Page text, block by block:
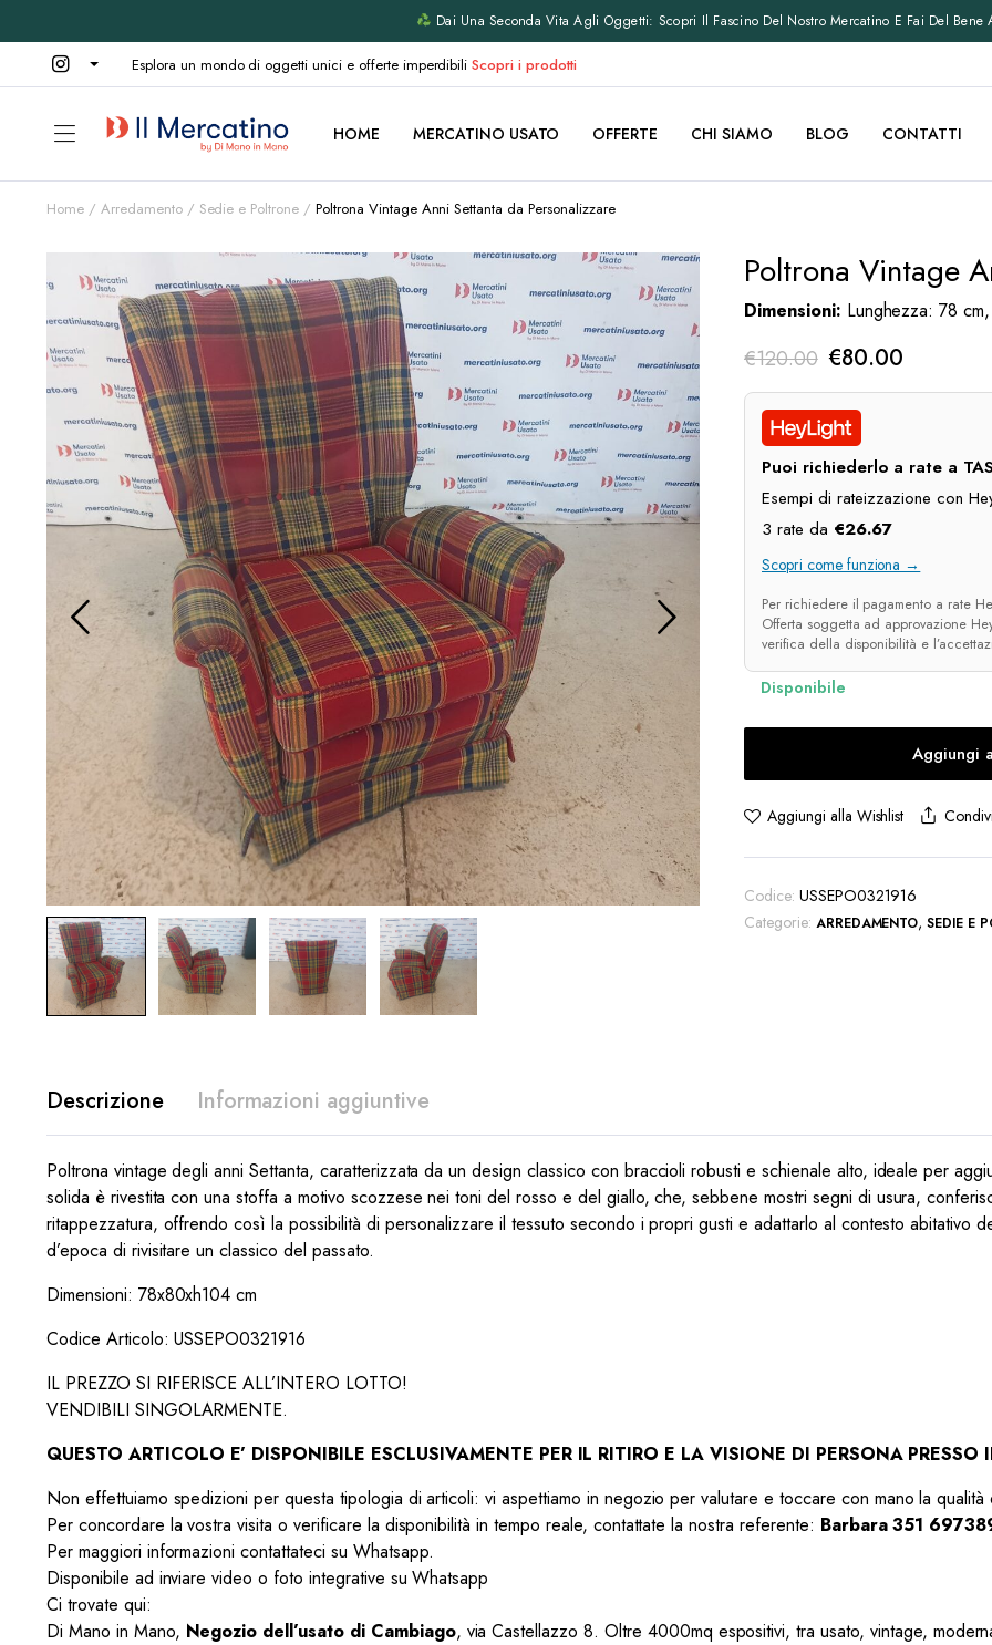
Dai Una Seconda Vita Agli Oggetti: Scopri Il Fascino Del Nostro Mercatino E Fai Del Bene
Esplora un mondo di oggetti unici e offerte imperdibiliScopri i prodotti
HOME MERCATINO USATO OFFERTE CHI SIAMO BLOG CONTATTI
Home Arredamento Sedie e Poltrone Poltrona Vintage Anni Settanta da Personalizzare
Poltrona Vintage
Dimensioni: Lunghezza: 78
€120.00 Il
prezzo
originale
era:
€120.00.
€80.00Il
prezzo
è:
€80.00.
Puoi richiederlo a rate a
Esempi di rateizzazione con
3 rate da €26.67
Scopri come funziona →
Per richiedere il pagamento a rate
Offerta soggetta ad approvazione
verifica della disponibilità e
Aggiungi
Aggiungi alla Wishlist
Codice: USSEPO0321916
Categorie: ARREDAMENTO,SEDIE E
Descrizione Informazioni aggiuntive
Poltrona vintage degli anni Settanta, caratterizzata da un design classico con braccioli robusti e schienale alto, ideale per
solida è rivestita con una stoffa a motivo scozzese nei toni del rosso e del giallo, che, sebbene mostri segni di usura,
ritappezzatura, offrendo così la possibilità di personalizzare il tessuto secondo i propri gusti e adattarlo al contesto abitativo
d’epoca di rivisitare un classico del passato.
Dimensioni: 78x80xh104 cm
Codice Articolo: USSEPO0321916
IL PREZZO SI RIFERISCE ALL’INTERO LOTTO!
VENDIBILI SINGOLARMENTE.
QUESTO ARTICOLO E’ DISPONIBILE ESCLUSIVAMENTE PER IL RITIRO E LA VISIONE DI PERSONA
Non effettuiamo spedizioni per questa tipologia di articoli: vi aspettiamo in negozio per valutare e toccare con mano la qualità
Per concordare la vostra visita o verificare la disponibilità in tempo reale, contattate la nostra referente: Barbara 351
Per maggiori informazioni contattateci su Whatsapp.
Disponibile ad inviare video o foto integrative su Whatsapp
Ci trovate qui:
Di Mano in Mano, Negozio dell’usato di Cambiago, via Castellazzo 8. Oltre 4000mq espositivi, tra usato, vintage,